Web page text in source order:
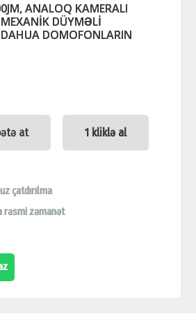
ANALOQ KAMERALI
DÜYMƏLİ
DOMOFONLARIN
at 1 kliklə al
çatdırılma
rəsmi zəmanət